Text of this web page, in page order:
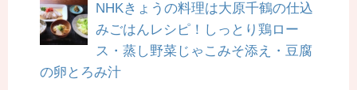
NHKきょうの料理は大原千鶴の仕込
みごはんレシピ！しっとり鶏ロー
ス・蒸し野菜じゃこみそ添え・豆腐
の卵とろみ汁